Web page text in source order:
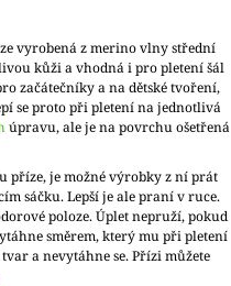
vyrobená z merino vlny střední
kůži a vhodná i pro pletení šál
začátečníky a na dětské tvoření,
se proto při pletení na jednotlivá
úpravu, ale je na povrchu ošetřená
příze, je možné výrobky z ní prát
sáčku. Lepší je ale praní v ruce.
poloze. Úplet nepruží, pokud
směrem, který mu při pletení
a nevytáhne se. Přízi můžete